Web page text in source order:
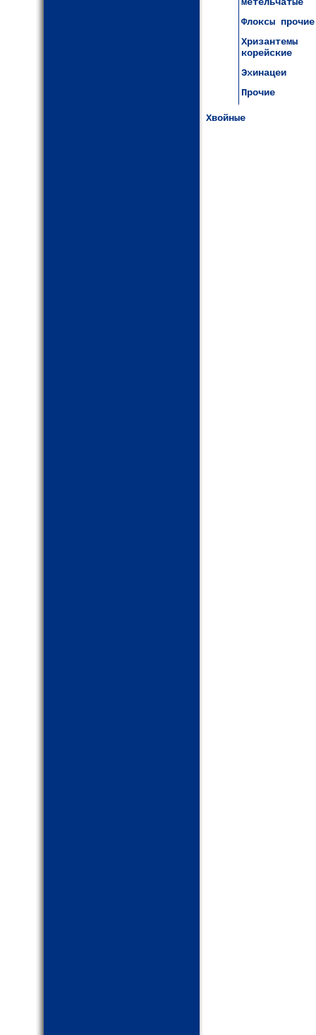
Флоксы прочие
Хризантемы
корейские
Эхинацеи
Прочие
Хвойные